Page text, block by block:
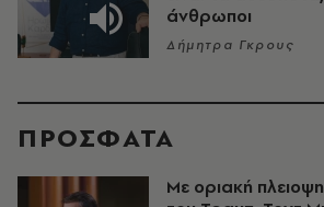
άνθρωποι
Δήμητρα Γκρους
ΠΡΟΣΦΑΤΑ
Με οριακή